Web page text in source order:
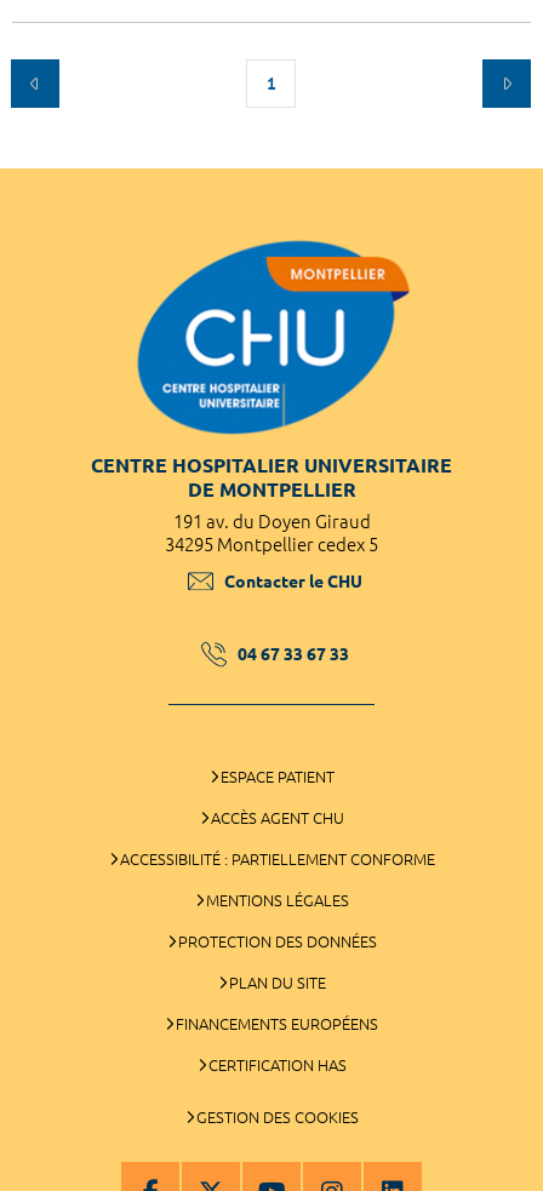
1
CENTRE HOSPITALIER UNIVERSITAIRE
DE MONTPELLIER
191 av. du Doyen Giraud
34295 Montpellier cedex 5
Contacter le CHU
04 67 33 67 33
ESPACE PATIENT
ACCÈS AGENT CHU
ACCESSIBILITÉ : PARTIELLEMENT CONFORME
MENTIONS LÉGALES
PROTECTION DES DONNÉES
PLAN DU SITE
FINANCEMENTS EUROPÉENS
CERTIFICATION HAS
GESTION DES COOKIES